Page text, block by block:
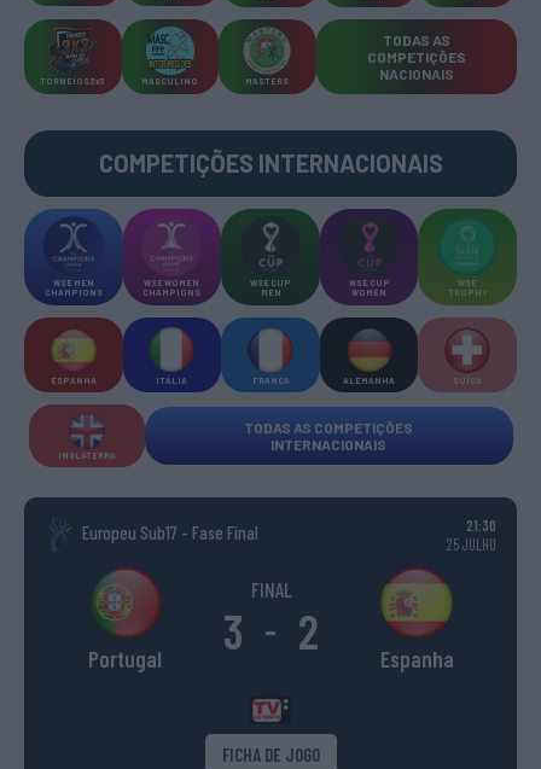
TORNEIOS 3x3 MASCULINO MASTERS
TODAS AS
COMPETIÇÕES
NACIONAIS
COMPETIÇÕES INTERNACIONAIS
WSE MEN
CHAMPIONS
WSE WOMEN
CHAMPIONS
WSE CUP
MEN
WSE CUP
WOMEN
WSE
TROPHY
ESPANHA ITÁLIA FRANÇA ALEMANHA SUÍÇA
INGLATERRA
TODAS AS COMPETIÇÕES
INTERNACIONAIS
Europeu Sub17 - Fase Final
21:30
25 JULHO
Portugal
FINAL
3 - 2 Espanha
FICHA DE JOGO